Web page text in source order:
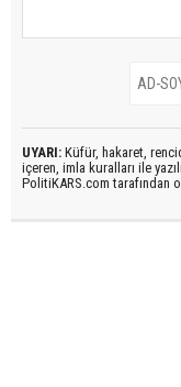
UYARI: Küfür, hakaret,
içeren, imla kuralları ile
PolitiKARS.com tarafından